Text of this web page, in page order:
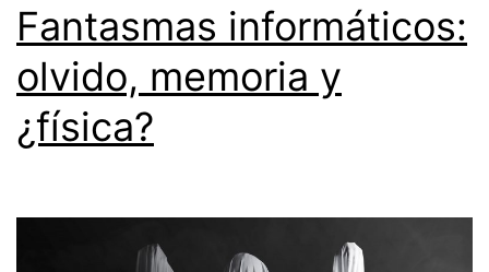
Fantasmas informáticos:
olvido, memoria y
¿física?